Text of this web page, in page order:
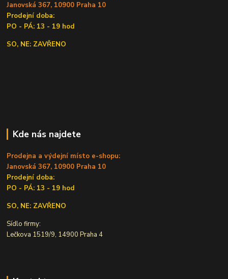
Janovská 367, 10900 Praha 10
Prodejní doba:
PO - PÁ: 13 - 19 hod
SO, NE: ZAVŘENO
Kde nás najdete
Prodejna a výdejní místo e-shopu:
Janovská 367, 10900 Praha 10
Prodejní doba:
PO - PÁ: 13 - 19 hod
SO, NE: ZAVŘENO
Sídlo firmy:
Lečkova 1519/9, 14900 Praha 4